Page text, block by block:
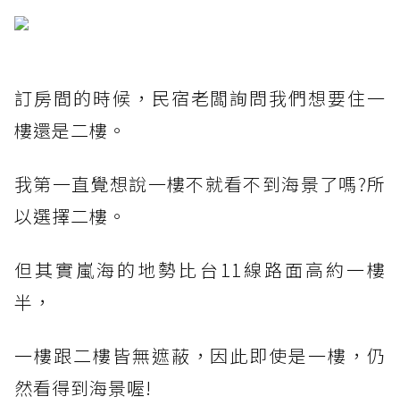
訂房間的時候，民宿老闆詢問我們想要住一
樓還是二樓。
我第一直覺想說一樓不就看不到海景了嗎?所
以選擇二樓。
但其實嵐海的地勢比台11線路面高約一樓
半，
一樓跟二樓皆無遮蔽，因此即使是一樓，仍
然看得到海景喔!